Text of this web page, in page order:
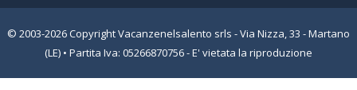
© 2003-2026 Copyright Vacanzenelsalento srls - Via Nizza, 33 - Martano
(LE) • Partita Iva: 05266870756 - E' vietata la riproduzione